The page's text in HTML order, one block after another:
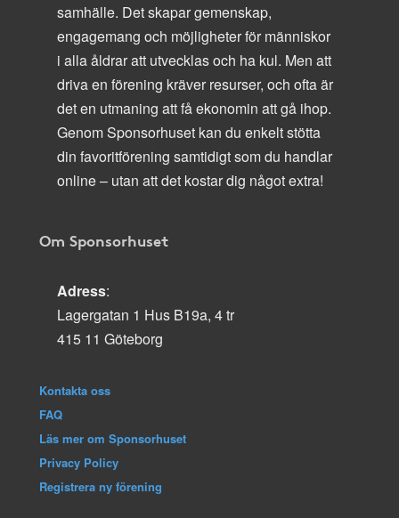
samhälle. Det skapar gemenskap,
engagemang och möjligheter för människor
i alla åldrar att utvecklas och ha kul. Men att
driva en förening kräver resurser, och ofta är
det en utmaning att få ekonomin att gå ihop.
Genom Sponsorhuset kan du enkelt stötta
din favoritförening samtidigt som du handlar
online – utan att det kostar dig något extra!
Om Sponsorhuset
Adress:
Lagergatan 1 Hus B19a, 4 tr
415 11 Göteborg
Kontakta oss
FAQ
Läs mer om Sponsorhuset
Privacy Policy
Registrera ny förening